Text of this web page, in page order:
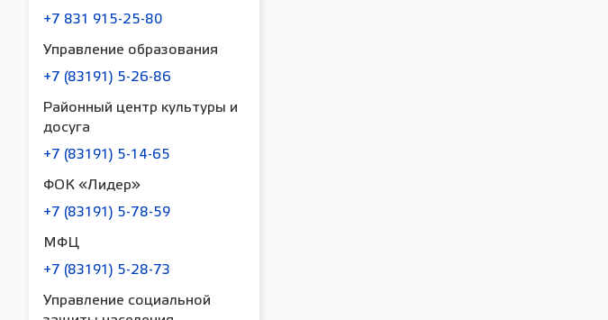
+7 831 915-25-80
Управление образования
+7 (83191) 5-26-86
Районный центр культуры и
досуга
+7 (83191) 5-14-65
ФОК «Лидер»
+7 (83191) 5-78-59
МФЦ
+7 (83191) 5-28-73
Управление социальной